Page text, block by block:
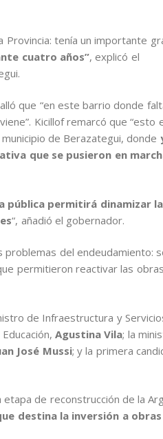
tenía un importante
cuatro años”, explicó el
que “en este barrio donde
Kicillof remarcó que “esto
de Berazategui, donde
que se pusieron en
pública permitirá dinamizar la
“, añadió el gobernador.
del endeudamiento:
permitieron reactivar las
de Infraestructura y
Agustina Vila; la
José Mussi; y la primera
de reconstrucción de la
destina la inversión a